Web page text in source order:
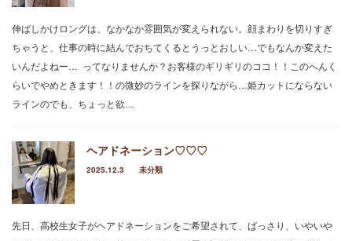
伸ばしかけロングは、なかなか雰囲気が変えられない。顔まわりを切りすぎ
ちゃうと、仕事の時に結んでおちてくるとうっとおしい…でもなんか変えた
いんだよねー… ってなりませんか？お客様のギリギリのココ！！このへんく
らいでやめときます！！の微妙のラインを探りながら…姫カットにならない
ラインのでも、ちょっと欲…
ヘアドネーション♡♡♡
2025.12.3 未分類
先日、高校生女子がヘアドネーションをご希望されて、ばっさり、いやいや